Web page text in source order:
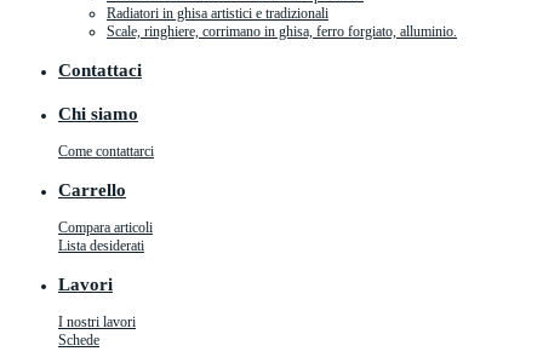
Radiatori in ghisa artistici e tradizionali
Scale, ringhiere, corrimano in ghisa, ferro forgiato, alluminio.
Contattaci
Chi siamo
Come contattarci
Carrello
Compara articoli
Lista desiderati
Lavori
I nostri lavori
Schede